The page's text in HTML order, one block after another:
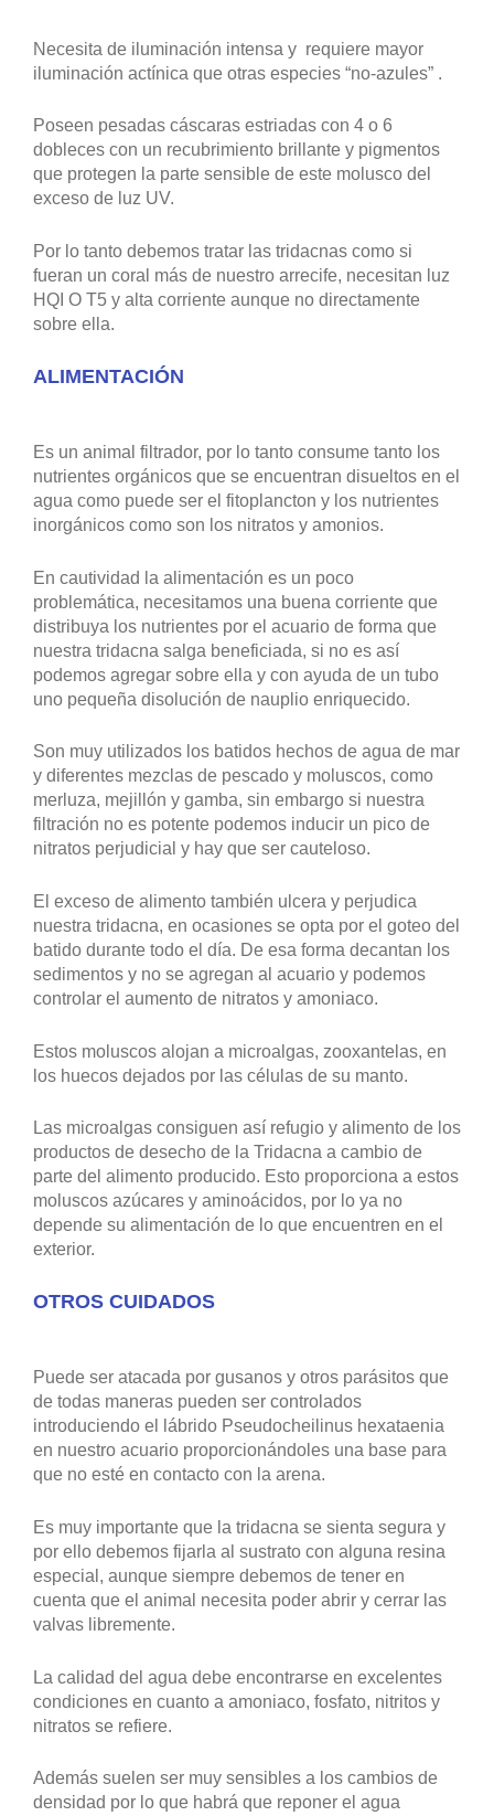
Necesita de iluminación intensa y requiere mayor
iluminación actínica que otras especies “no-azules” .
Poseen pesadas cáscaras estriadas con 4 o 6
dobleces con un recubrimiento brillante y pigmentos
que protegen la parte sensible de este molusco del
exceso de luz UV.
Por lo tanto debemos tratar las tridacnas como si
fueran un coral más de nuestro arrecife, necesitan luz
HQI O T5 y alta corriente aunque no directamente
sobre ella.
ALIMENTACIÓN
Es un animal filtrador, por lo tanto consume tanto los
nutrientes orgánicos que se encuentran disueltos en el
agua como puede ser el fitoplancton y los nutrientes
inorgánicos como son los nitratos y amonios.
En cautividad la alimentación es un poco
problemática, necesitamos una buena corriente que
distribuya los nutrientes por el acuario de forma que
nuestra tridacna salga beneficiada, si no es así
podemos agregar sobre ella y con ayuda de un tubo
uno pequeña disolución de nauplio enriquecido.
Son muy utilizados los batidos hechos de agua de mar
y diferentes mezclas de pescado y moluscos, como
merluza, mejillón y gamba, sin embargo si nuestra
filtración no es potente podemos inducir un pico de
nitratos perjudicial y hay que ser cauteloso.
El exceso de alimento también ulcera y perjudica
nuestra tridacna, en ocasiones se opta por el goteo del
batido durante todo el día. De esa forma decantan los
sedimentos y no se agregan al acuario y podemos
controlar el aumento de nitratos y amoniaco.
Estos moluscos alojan a microalgas, zooxantelas, en
los huecos dejados por las células de su manto.
Las microalgas consiguen así refugio y alimento de los
productos de desecho de la Tridacna a cambio de
parte del alimento producido. Esto proporciona a estos
moluscos azúcares y aminoácidos, por lo ya no
depende su alimentación de lo que encuentren en el
exterior.
OTROS CUIDADOS
Puede ser atacada por gusanos y otros parásitos que
de todas maneras pueden ser controlados
introduciendo el lábrido Pseudocheilinus hexataenia
en nuestro acuario proporcionándoles una base para
que no esté en contacto con la arena.
Es muy importante que la tridacna se sienta segura y
por ello debemos fijarla al sustrato con alguna resina
especial, aunque siempre debemos de tener en
cuenta que el animal necesita poder abrir y cerrar las
valvas libremente.
La calidad del agua debe encontrarse en excelentes
condiciones en cuanto a amoniaco, fosfato, nitritos y
nitratos se refiere.
Además suelen ser muy sensibles a los cambios de
densidad por lo que habrá que reponer el agua